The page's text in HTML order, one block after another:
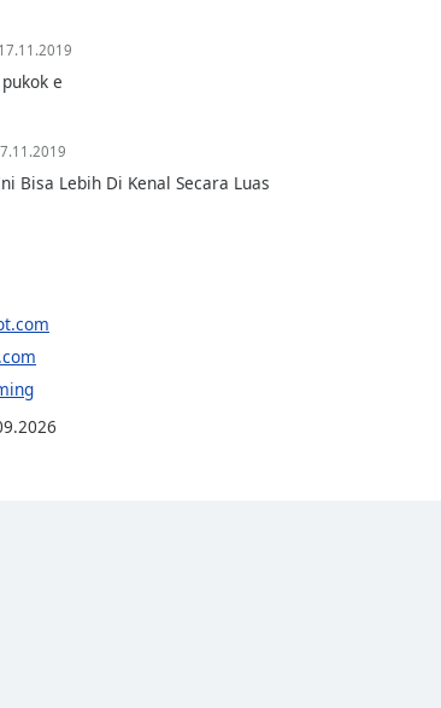
17.11.2019
e
Bisa Lebih Di Kenal Secara Luas